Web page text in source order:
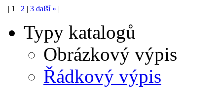
1 2 3 další »
Typy katalogů
Obrázkový výpis
Řádkový výpis